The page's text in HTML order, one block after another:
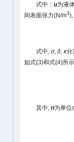
式中： u为液
间表面张力(N/m3
式中, σ, δ, κ分
如式(3)和式(4)所示
其中, n为单位